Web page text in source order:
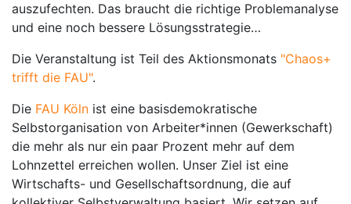
auszufechten. Das braucht die richtige Problemanalyse
und eine noch bessere Lösungsstrategie…
Die Veranstaltung ist Teil des Aktionsmonats "Chaos+
trifft die FAU".
Die FAU Köln ist eine basisdemokratische
Selbstorganisation von Arbeiter*innen (Gewerkschaft)
die mehr als nur ein paar Prozent mehr auf dem
Lohnzettel erreichen wollen. Unser Ziel ist eine
Wirtschafts- und Gesellschaftsordnung, die auf